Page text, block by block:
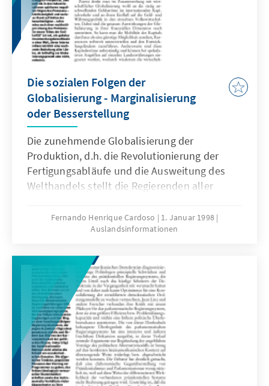
Die sozialen Folgen der
Globalisierung - Marginalisierung
oder Besserstellung
Die zunehmende Globalisierung der
Produktion, d.h. die Revolutionierung der
Fertigungsabläufe und die Ausweitung des
Welthandels stellt die Regierenden aller
Fernando Henrique Cardoso
1. Januar 1998
Auslandsinformationen